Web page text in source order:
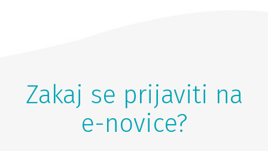
Zakaj se prijaviti na
e-novice?